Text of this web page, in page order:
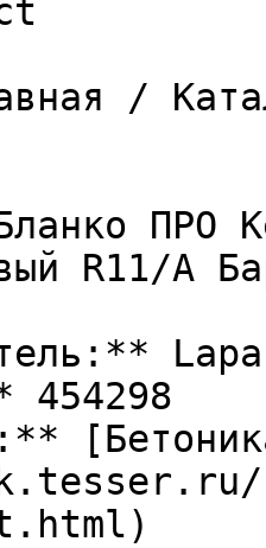
/
ПРО
R11/A
454298